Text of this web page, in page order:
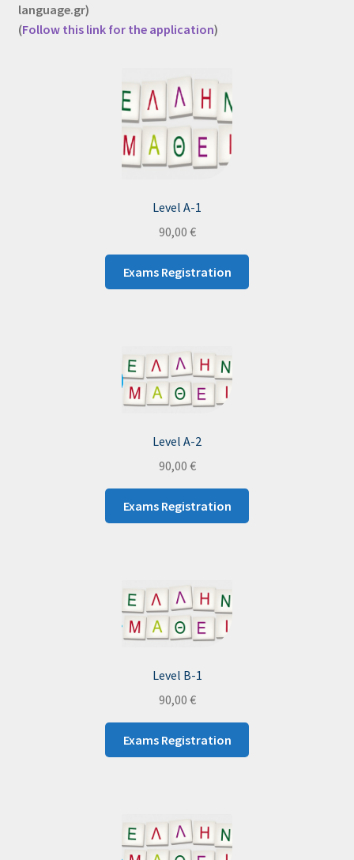
language.gr)
(Follow this link for the application)
Level A-1
90,00 €
Exams Registration
Level A-2
90,00 €
Exams Registration
Level B-1
90,00 €
Exams Registration